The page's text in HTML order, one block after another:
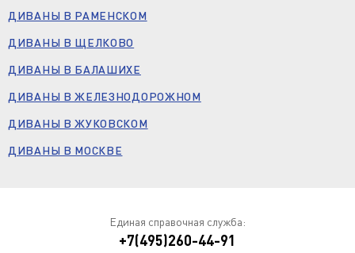
ДИВАНЫ В РАМЕНСКОМ
ДИВАНЫ В ЩЕЛКОВО
ДИВАНЫ В БАЛАШИХЕ
ДИВАНЫ В ЖЕЛЕЗНОДОРОЖНОМ
ДИВАНЫ В ЖУКОВСКОМ
ДИВАНЫ В МОСКВЕ
Единая справочная служба:
+7(495)260-44-91